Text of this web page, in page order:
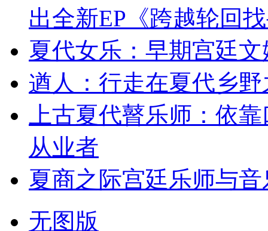
出全新EP《跨越轮回
夏代女乐：早期宫廷
遒人：行走在夏代乡
上古夏代瞽乐师：依
从业者
夏商之际宫廷乐师与
无图版